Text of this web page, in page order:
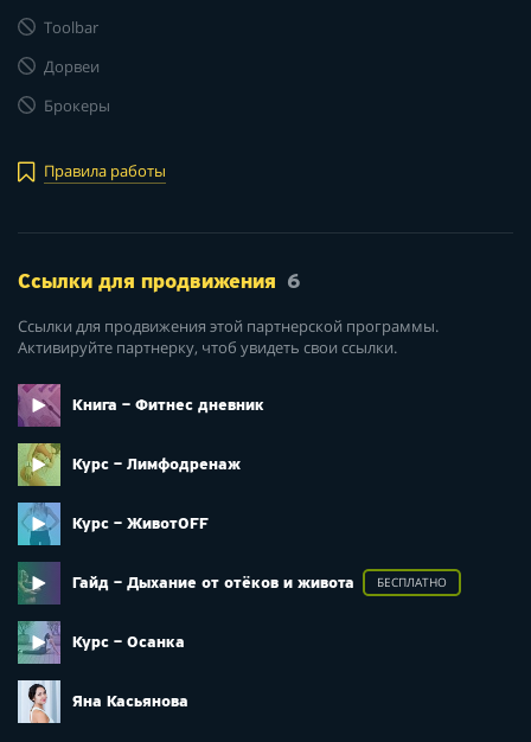
Toolbar
Дорвеи
Брокеры
Правила работы
Ссылки для продвижения 6
Ссылки для продвижения этой партнерской программы.
Активируйте партнерку, чтоб увидеть свои ссылки.
Книга – Фитнес дневник
Курс – Лимфодренаж
Курс – ЖивотOFF
Гайд – Дыхание от отёков и живота БЕСПЛАТНО
Курс – Осанка
Яна Касьянова